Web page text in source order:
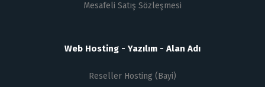
Mesafeli Satış Sözleşmesi
Web Hosting - Yazılım - Alan Adı
Reseller Hosting (Bayi)